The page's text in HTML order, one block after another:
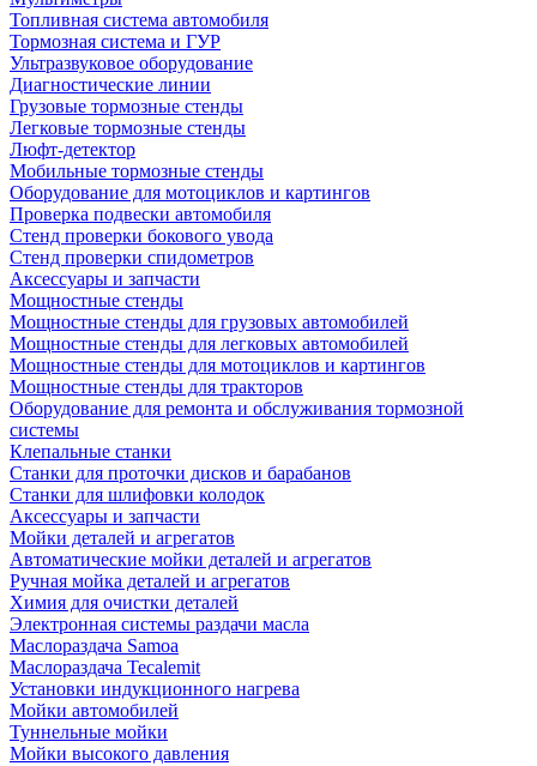
Топливная система автомобиля
Тормозная система и ГУР
Ультразвуковое оборудование
Диагностические линии
Грузовые тормозные стенды
Легковые тормозные стенды
Люфт-детектор
Мобильные тормозные стенды
Оборудование для мотоциклов и картингов
Проверка подвески автомобиля
Стенд проверки бокового увода
Стенд проверки спидометров
Аксессуары и запчасти
Мощностные стенды
Мощностные стенды для грузовых автомобилей
Мощностные стенды для легковых автомобилей
Мощностные стенды для мотоциклов и картингов
Мощностные стенды для тракторов
Оборудование для ремонта и обслуживания тормозной
системы
Клепальные станки
Станки для проточки дисков и барабанов
Станки для шлифовки колодок
Аксессуары и запчасти
Мойки деталей и агрегатов
Автоматические мойки деталей и агрегатов
Ручная мойка деталей и агрегатов
Химия для очистки деталей
Электронная системы раздачи масла
Маслораздача Samoa
Маслораздача Tecalemit
Установки индукционного нагрева
Мойки автомобилей
Туннельные мойки
Мойки высокого давления